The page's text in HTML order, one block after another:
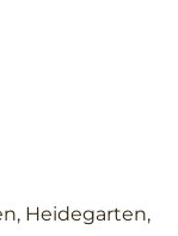
Heidegarten,